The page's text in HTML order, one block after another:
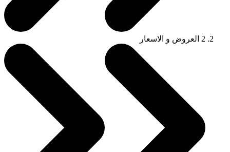
2 العروض و الاسعار